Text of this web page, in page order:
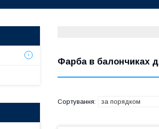
Фарба в балончиках